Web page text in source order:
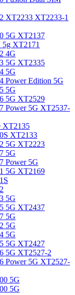
XT2233 XT2233-1
5G XT2137
5g XT2171
4G
5G XT2335
5G
Power Edition 5G
5G
5G XT2529
Power 5G XT2537-
XT2135
XT2133
5G XT2223
5G
Power 5G
5G XT2169
5G
5G XT2437
5G
5G
5G
5G XT2427
5G XT2527-2
Power 5G XT2527-
5G
5G